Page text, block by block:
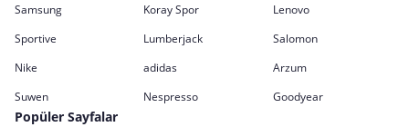
Samsung
Koray Spor
Lenovo
Sportive
Lumberjack
Salomon
Nike
adidas
Arzum
Suwen
Nespresso Goodyear
Popüler Sayfalar